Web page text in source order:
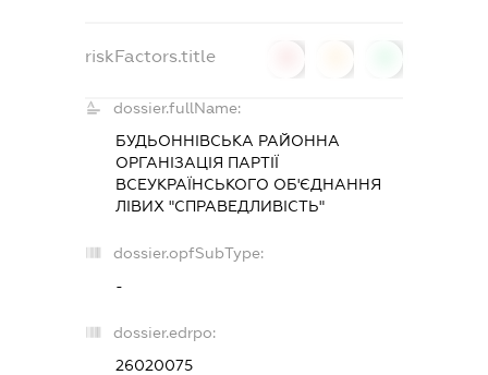
riskFactors.title
dossier.fullName:
БУДЬОННІВСЬКА РАЙОННА
ОРГАНІЗАЦІЯ ПАРТІЇ
ВСЕУКРАЇНСЬКОГО ОБ'ЄДНАННЯ
ЛІВИХ "СПРАВЕДЛИВІСТЬ"
dossier.opfSubType:
-
dossier.edrpo:
26020075